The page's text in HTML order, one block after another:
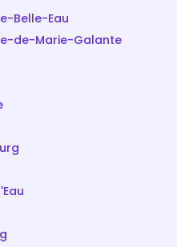
Belle-Eau
de-Marie-Galante